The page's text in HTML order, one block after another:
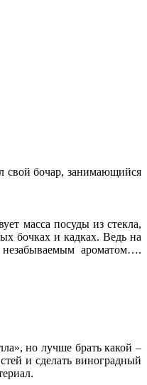
свой бочар, занимающийся
масса посуды из стекла,
бочках и кадках. Ведь на
незабываемым ароматом….
но лучше брать какой –
и сделать виноградный